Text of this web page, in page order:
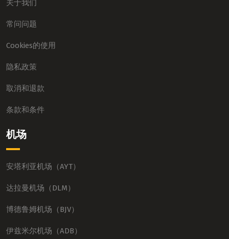
关于我们
常问问题
Cookies的使用
隐私政策
取消和退款
条款和条件
机场
安塔利亚机场（AYT）
达拉曼机场（DLM）
博德鲁姆机场（BJV）
伊兹米尔机场（ADB）